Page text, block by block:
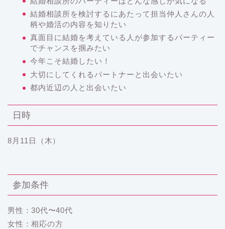
結婚相談所を検討するにあたって担当仲人さんの人
柄や婚活の内容を知りたい
真面目に結婚を考えている人が参加するパーティー
でチャンスを掴みたい
今年こそ結婚したい！
大切にしてくれるパートナーと出会いたい
都内近辺の人と出会いたい
日時
8月11日（木）
参加条件
男性：30代〜40代
女性：相応の方